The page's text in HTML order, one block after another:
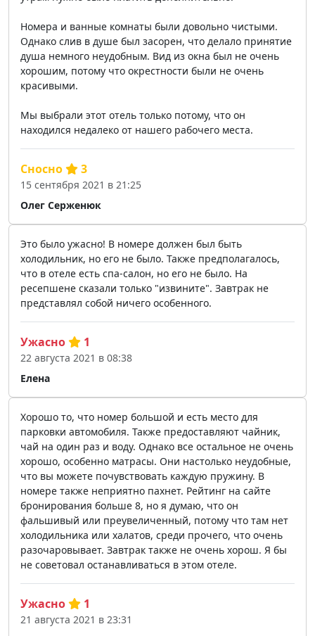
Номера и ванные комнаты были довольно чистыми.
Однако слив в душе был засорен, что делало принятие
душа немного неудобным. Вид из окна был не очень
хорошим, потому что окрестности были не очень
красивыми.
Мы выбрали этот отель только потому, что он
находился недалеко от нашего рабочего места.
Олег Серженюк
Сносно 3
15 сентября 2021 в 21:25
Это было ужасно! В номере должен был быть
холодильник, но его не было. Также предполагалось,
что в отеле есть спа-салон, но его не было. На
ресепшене сказали только "извините". Завтрак не
представлял собой ничего особенного.
Елена
Ужасно 1
22 августа 2021 в 08:38
Хорошо то, что номер большой и есть место для
парковки автомобиля. Также предоставляют чайник,
чай на один раз и воду. Однако все остальное не очень
хорошо, особенно матрасы. Они настолько неудобные,
что вы можете почувствовать каждую пружину. В
номере также неприятно пахнет. Рейтинг на сайте
бронирования больше 8, но я думаю, что он
фальшивый или преувеличенный, потому что там нет
холодильника или халатов, среди прочего, что очень
разочаровывает. Завтрак также не очень хорош. Я бы
не советовал останавливаться в этом отеле.
Ужасно 1
21 августа 2021 в 23:31